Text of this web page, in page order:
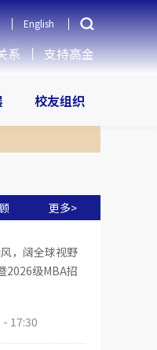
English
系 支持高金
校友组织
更多>
，阔全球视野
2026级MBA招
17:30